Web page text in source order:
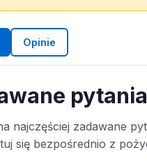
Opinie
najczęściej zadawane
się bezpośrednio z